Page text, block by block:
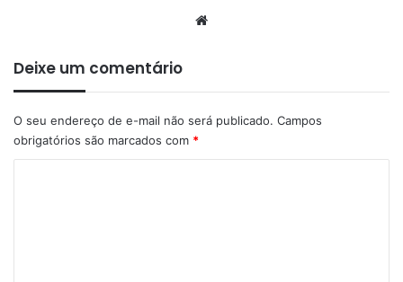
Deixe um comentário
O seu endereço de e-mail não será publicado. Campos
obrigatórios são marcados com *